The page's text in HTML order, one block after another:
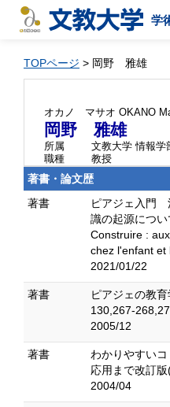
学
TOPページ > 岡野 雅雄
オカノ マサオ OKANO
岡野 雅雄
所属
文教大学 情報学
職種
教授
著書・論文歴
著書
ピアジェ入門
識の起源につ
Construire :
chez l'enfant et
2021/01/22
著書
ピアジェの教
130,267-
2005/12
著書
わかりやすい
応用まで改訂
2004/04